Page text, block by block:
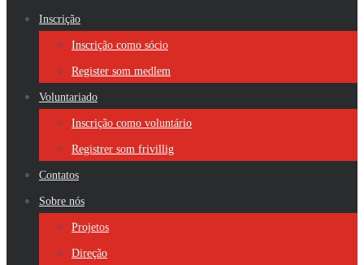
Inscrição
Inscrição como sócio
Register som medlem
Voluntariado
Inscrição como voluntário
Registrer som frivillig
Contatos
Sobre nós
Projetos
Direção